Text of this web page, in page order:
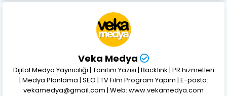
Veka Medya
Dijital Medya Yayıncılığı | Tanıtım Yazısı | Backlink | PR hizmetleri
| Medya Planlama | SEO | TV Film Program Yapım | E-posta:
vekamedya@gmail.com | Web: www.vekamedya.com